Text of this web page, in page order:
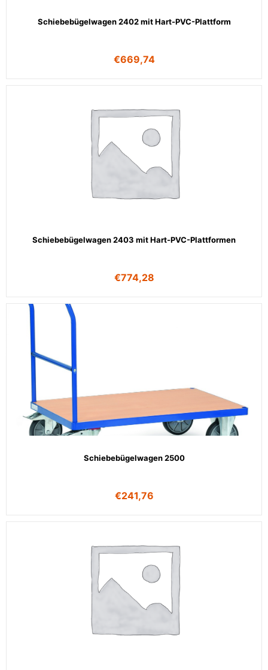
Schiebebügelwagen 2402 mit Hart-PVC-Plattform
€669,74
Schiebebügelwagen 2403 mit Hart-PVC-Plattformen
€774,28
Schiebebügelwagen 2500
€241,76